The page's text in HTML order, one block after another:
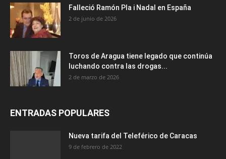
Falleció Ramón Pla i Nadal en España
2 de junio de 2026
Toros de Aragua tiene legado que continúa
luchando contra las drogas...
2 de marzo de 2026
ENTRADAS POPULARES
Nueva tarifa del Teleférico de Caracas
9 de febrero de 2022